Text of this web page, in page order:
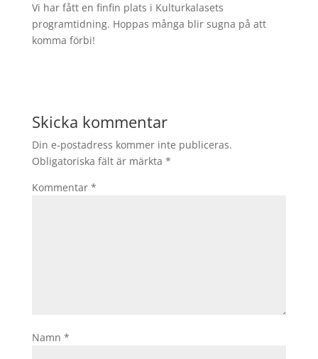
Vi har fått en finfin plats i Kulturkalasets
programtidning. Hoppas många blir sugna på att
komma förbi!
Skicka kommentar
Din e-postadress kommer inte publiceras.
Obligatoriska fält är märkta *
Kommentar *
Namn *